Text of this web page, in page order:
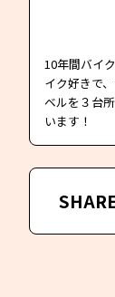
10年間バイ
イク好きで
ベルを３台
います！